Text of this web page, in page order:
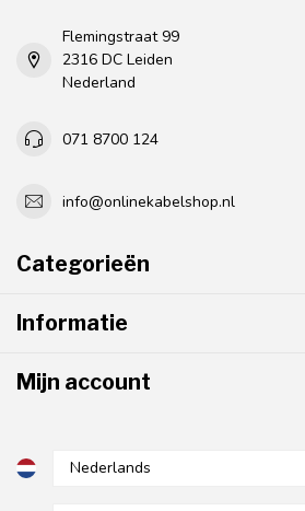
Flemingstraat 99
2316 DC Leiden
Nederland
071 8700 124
info@onlinekabelshop.nl
Categorieën
Informatie
Mijn account